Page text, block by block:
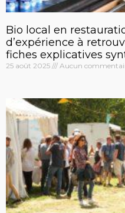
Bio local en
d’expérience à
fiches explicatives
25 août 2025 Aucun